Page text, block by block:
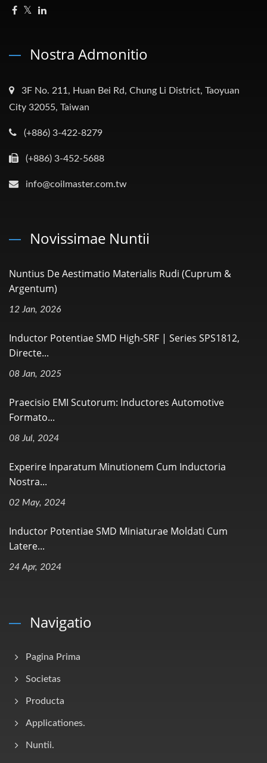
Nostra Admonitio
3F No. 211, Huan Bei Rd, Chung Li District, Taoyuan
City 32055, Taiwan
(+886) 3-422-8279
(+886) 3-452-5688
info@coilmaster.com.tw
Novissimae Nuntii
Nuntius De Aestimatio Materialis Rudi (Cuprum &
Argentum)
12 Jan, 2026
Inductor Potentiae SMD High-SRF | Series SPS1812,
Directe...
08 Jan, 2025
Praecisio EMI Scutorum: Inductores Automotive
Formato...
08 Jul, 2024
Experire Inparatum Minutionem Cum Inductoria
Nostra...
02 May, 2024
Inductor Potentiae SMD Miniaturae Moldati Cum
Latere...
24 Apr, 2024
Navigatio
Pagina Prima
Societas
Producta
Applicationes.
Nuntii.